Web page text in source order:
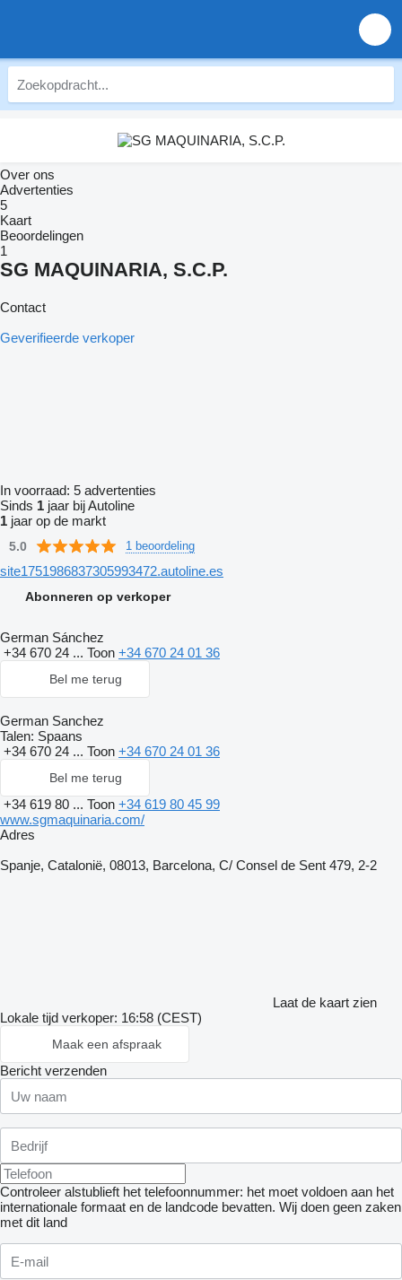
Over ons
Advertenties
5
Kaart
Beoordelingen
1
SG MAQUINARIA, S.C.P.
Contact
Geverifieerde verkoper
In voorraad: 5 advertenties
Sinds 1 jaar bij Autoline
1 jaar op de markt
5.0 1 beoordeling
site1751986837305993472.autoline.es
Abonneren op verkoper
German Sánchez
+34 670 24 ... Toon +34 670 24 01 36
Bel me terug
German Sanchez
Talen: Spaans
+34 670 24 ... Toon +34 670 24 01 36
Bel me terug
+34 619 80 ... Toon +34 619 80 45 99
www.sgmaquinaria.com/
Adres
Spanje, Catalonië, 08013, Barcelona, C/ Consel de Sent 479, 2-2
Laat de kaart zien
Lokale tijd verkoper: 16:58 (CEST)
Maak een afspraak
Bericht verzenden
Controleer alstublieft het telefoonnummer: het moet voldoen aan het
internationale formaat en de landcode bevatten. Wij doen geen zaken
met dit land